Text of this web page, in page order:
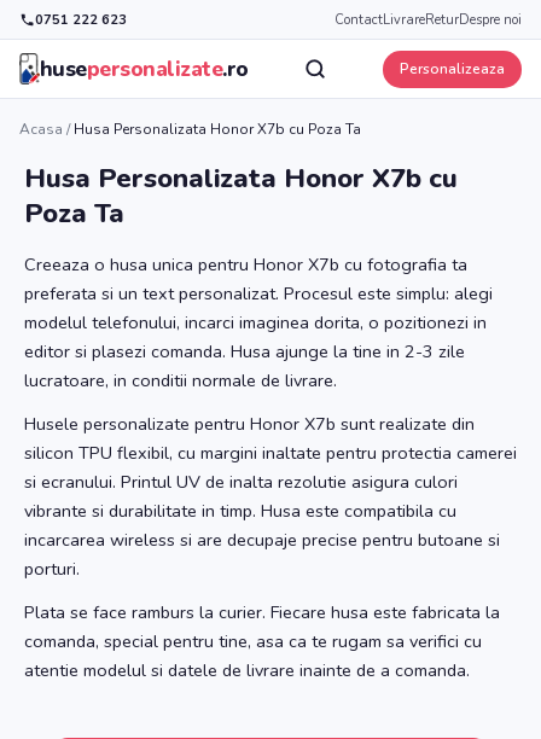
0751 222 623 ContactLivrareReturDespre noi
husepersonalizate.ro Personalizeaza
Acasa /Husa Personalizata Honor X7b cu Poza Ta
Husa Personalizata Honor X7b cu
Poza Ta
Creeaza o husa unica pentru Honor X7b cu fotografia ta
preferata si un text personalizat. Procesul este simplu: alegi
modelul telefonului, incarci imaginea dorita, o pozitionezi in
editor si plasezi comanda. Husa ajunge la tine in 2-3 zile
lucratoare, in conditii normale de livrare.
Husele personalizate pentru Honor X7b sunt realizate din
silicon TPU flexibil, cu margini inaltate pentru protectia camerei
si ecranului. Printul UV de inalta rezolutie asigura culori
vibrante si durabilitate in timp. Husa este compatibila cu
incarcarea wireless si are decupaje precise pentru butoane si
porturi.
Plata se face ramburs la curier. Fiecare husa este fabricata la
comanda, special pentru tine, asa ca te rugam sa verifici cu
atentie modelul si datele de livrare inainte de a comanda.